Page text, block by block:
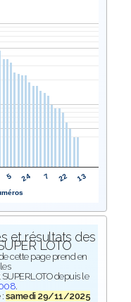
5 24 7 22 13
et résultats des
LOTO
cette page prend en
depuis le
.
samedi 29/11/2025